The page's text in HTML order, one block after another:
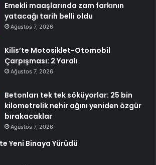
Emekli maaşlarında zam farkının
yatacağı tarih belli oldu
Ağustos 7, 2026
Kilis’te Motosiklet-Otomobil
Çarpışması: 2 Yaralı
Ağustos 7, 2026
Betonları tek tek söküyorlar: 25 bin
kilometrelik nehir ağını yeniden özgür
bırakacaklar
Ağustos 7, 2026
Yeni Binaya Yürüdü